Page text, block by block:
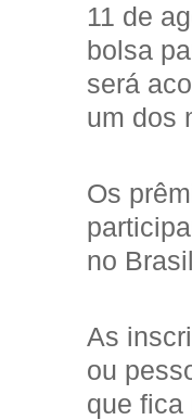
11 de
bolsa
será
um dos
Os
no
As
ou
que fica